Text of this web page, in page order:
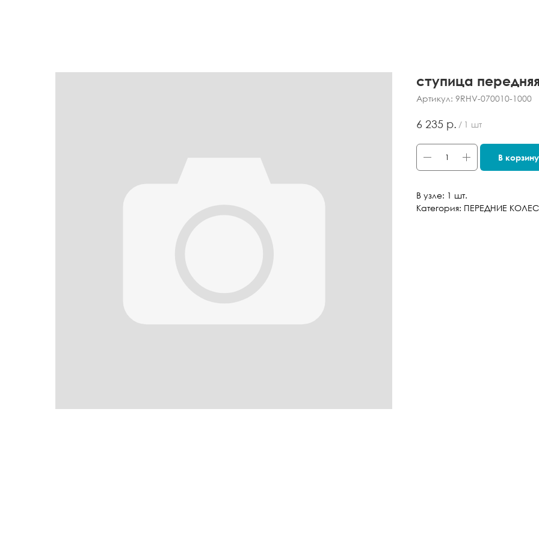
ступица
Артикул: 9RHV-070010-1000
6 235 р. / 1 шт
В корзину
В узле: 1 шт.
Категория: ПЕРЕДНИЕ